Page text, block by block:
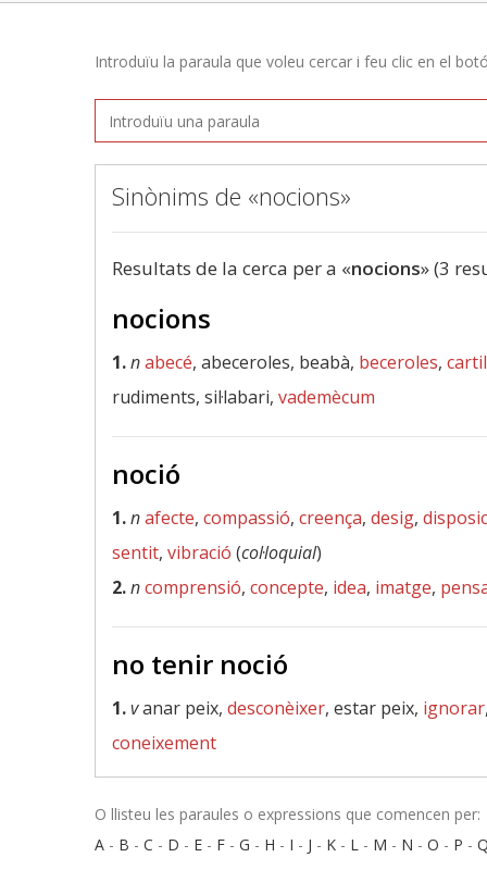
Introduïu la paraula que voleu cercar i feu clic en el
Sinònims de «nocions»
Resultats de la cerca per a «nocions» (3
nocions
1.nabecé, abeceroles, beabà, beceroles,
rudiments, sil·labari, vademècum
noció
1.nafecte, compassió, creença, desig,
sentit, vibració (col·loquial)
2.ncomprensió, concepte, idea, imatge,
no tenir noció
1.vanar peix, desconèixer, estar peix, ignorar
coneixement
O llisteu les paraules o expressions que comencen per:
A - B - C - D - E - F - G - H - I - J - K - L - M - N - O - P - Q